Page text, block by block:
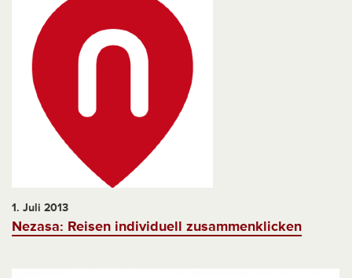
1. Juli 2013
Nezasa: Reisen individuell zusammenklicken